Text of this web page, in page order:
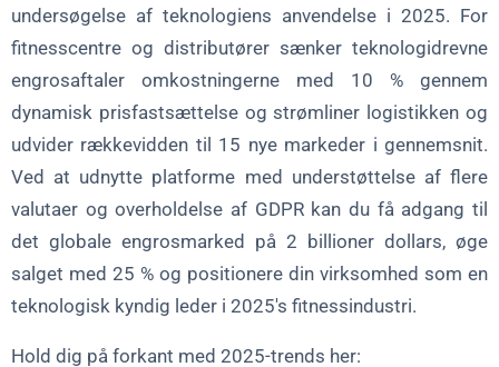
undersøgelse af teknologiens anvendelse i 2025. For
fitnesscentre og distributører sænker teknologidrevne
engrosaftaler omkostningerne med 10 % gennem
dynamisk prisfastsættelse og strømliner logistikken og
udvider rækkevidden til 15 nye markeder i gennemsnit.
Ved at udnytte platforme med understøttelse af flere
valutaer og overholdelse af GDPR kan du få adgang til
det globale engrosmarked på 2 billioner dollars, øge
salget med 25 % og positionere din virksomhed som en
teknologisk kyndig leder i 2025's fitnessindustri.
Hold dig på forkant med 2025-trends her: